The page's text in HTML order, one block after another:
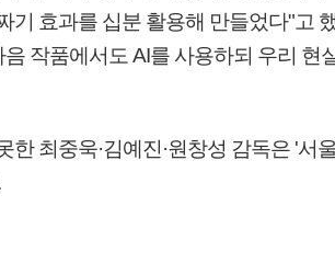
기 효과를 십분 활용해 만들었다"고
작품에서도 AI를 사용하되 우리 현
한 최중욱·김예진·원창성 감독은 '